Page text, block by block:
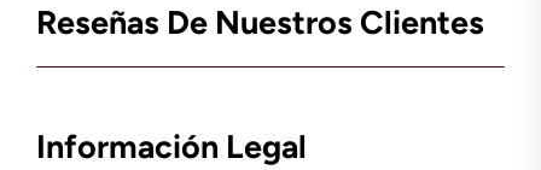
Reseñas De Nuestros Clientes
Información Legal